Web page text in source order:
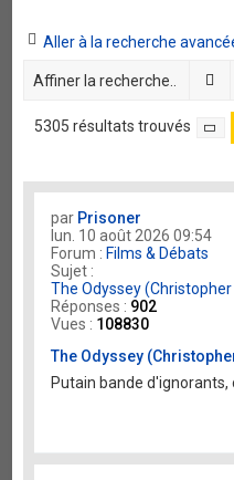
Aller à la recherche
5305 résultats trouvés
par Prisoner
lun. 10 août 2026 09:54
Forum : Films & Débats
Sujet :
The Odyssey
Réponses : 902
Vues : 108830
The Odyssey
Putain bande d'ignorants,